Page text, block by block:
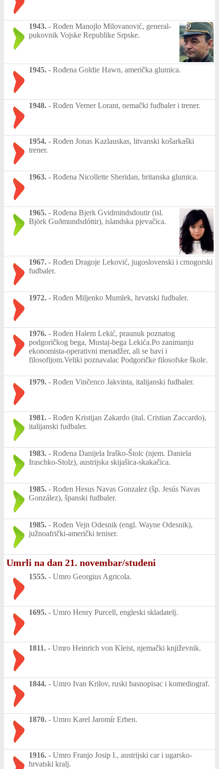
1943. - Rođen Manojlo Milovanović, general-
pukovnik Vojske Republike Srpske.
1945. - Rođena Goldie Hawn, američka glumica.
1948. - Rođen Verner Lorant, nemački fudbaler i trener.
1954. - Rođen Jonas Kazlauskas, litvanski košarkaški
trener.
1963. - Rođena Nicollette Sheridan, britanska glumica.
1965. - Rođena Bjerk Gvidmindsdoutir (isl.
Björk Guðmundsdóttir), islandska pjevačica.
1967. - Rođen Dragoje Leković, jugoslovenski i crnogorski
fudbaler.
1972. - Rođen Miljenko Mumlek, hrvatski fudbaler.
1976. - Rođen Halem Lekić, praunuk poznatog
podgoričkog bega, Mustaj-bega Lekića.Po zanimanju
ekonomista-operativni menadžer, ali se bavi i
filosofijom.Veliki poznavalac Podgoričke filosofske škole.
1979. - Rođen Vinčenco Jakvinta, italijanski fudbaler.
1981. - Rođen Kristijan Zakardo (ital. Cristian Zaccardo),
italijanski fudbaler.
1983. - Rođena Danijela Iraško-Štolc (njem. Daniela
Iraschko-Stolz), austrijska skijašica-skakačica.
1985. - Rođen Hesus Navas Gonzalez (šp. Jesús Navas
González), španski fudbaler.
1985. - Rođen Vejn Odesnik (engl. Wayne Odesnik),
južnoafrički-američki teniser.
Umrli na dan 21. novembar/studeni
1555. - Umro Georgius Agricola.
1695. - Umro Henry Purcell, engleski skladatelj.
1811. - Umro Heinrich von Kleist, njemački književnik.
1844. - Umro Ivan Krilov, ruski basnopisac i komediograf.
1870. - Umro Karel Jaromír Erben.
1916. - Umro Franjo Josip I., austrijski car i ugarsko-
hrvatski kralj.